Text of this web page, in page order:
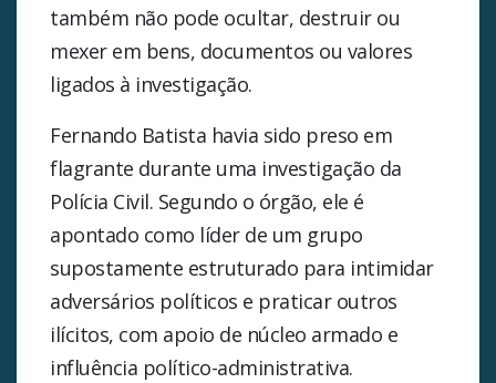
também não pode ocultar, destruir ou
mexer em bens, documentos ou valores
ligados à investigação.
Fernando Batista havia sido preso em
flagrante durante uma investigação da
Polícia Civil. Segundo o órgão, ele é
apontado como líder de um grupo
supostamente estruturado para intimidar
adversários políticos e praticar outros
ilícitos, com apoio de núcleo armado e
influência político-administrativa.